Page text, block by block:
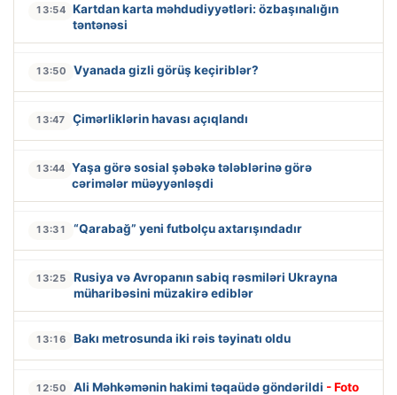
13:54 Kartdan karta məhdudiyyətləri: özbaşınalığın
təntənəsi
13:50 Vyanada gizli görüş keçiriblər?
13:47 Çimərliklərin havası açıqlandı
13:44 Yaşa görə sosial şəbəkə tələblərinə görə
cərimələr müəyyənləşdi
13:31 “Qarabağ” yeni futbolçu axtarışındadır
13:25
Rusiya və Avropanın sabiq rəsmiləri Ukrayna
müharibəsini müzakirə ediblər
13:16 Bakı metrosunda iki rəis təyinatı oldu
12:50 Ali Məhkəmənin hakimi təqaüdə göndərildi - Foto